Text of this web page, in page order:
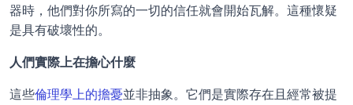
器時，他們對你所寫的一切的信任就會開始瓦解。這種懷疑
是具有破壞性的。
人們實際上在擔心什麼
這些倫理學上的擔憂並非抽象。它們是實際存在且經常被提